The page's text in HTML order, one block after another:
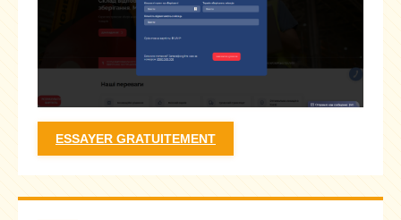
ESSAYER GRATUITEMENT